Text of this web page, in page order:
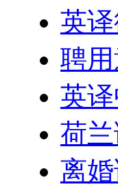
英
聘
英
荷
离